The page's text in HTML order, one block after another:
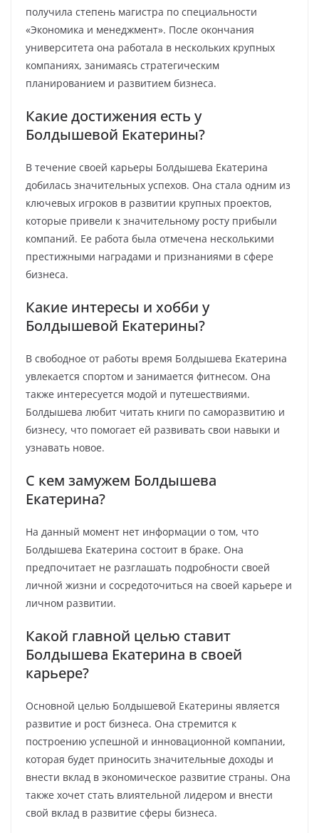
получила степень магистра по специальности
«Экономика и менеджмент». После окончания
университета она работала в нескольких крупных
компаниях, занимаясь стратегическим
планированием и развитием бизнеса.
Какие достижения есть у
Болдышевой Екатерины?
В течение своей карьеры Болдышева Екатерина
добилась значительных успехов. Она стала одним из
ключевых игроков в развитии крупных проектов,
которые привели к значительному росту прибыли
компаний. Ее работа была отмечена несколькими
престижными наградами и признаниями в сфере
бизнеса.
Какие интересы и хобби у
Болдышевой Екатерины?
В свободное от работы время Болдышева Екатерина
увлекается спортом и занимается фитнесом. Она
также интересуется модой и путешествиями.
Болдышева любит читать книги по саморазвитию и
бизнесу, что помогает ей развивать свои навыки и
узнавать новое.
С кем замужем Болдышева
Екатерина?
На данный момент нет информации о том, что
Болдышева Екатерина состоит в браке. Она
предпочитает не разглашать подробности своей
личной жизни и сосредоточиться на своей карьере и
личном развитии.
Какой главной целью ставит
Болдышева Екатерина в своей
карьере?
Основной целью Болдышевой Екатерины является
развитие и рост бизнеса. Она стремится к
построению успешной и инновационной компании,
которая будет приносить значительные доходы и
внести вклад в экономическое развитие страны. Она
также хочет стать влиятельной лидером и внести
свой вклад в развитие сферы бизнеса.